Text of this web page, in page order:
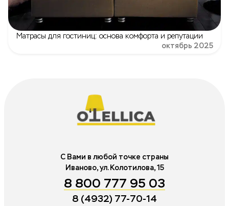
Матрасы для гостиниц: основа комфорта и репутации
октябрь 2025
С Вами в любой точке страны
Иваново, ул. Колотилова, 15
8 800 777 95 03
8 (4932) 77-70-14